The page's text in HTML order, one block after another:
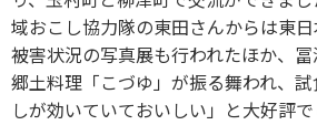
域おこし協力隊の東田さんからは東
被害状況の写真展も行われたほか、
郷土料理「こづゆ」が振る舞われ、
しが効いていておいしい」と大好評で